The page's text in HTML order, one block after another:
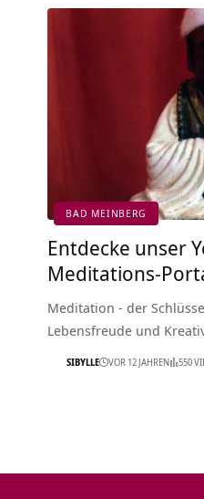
BAD MEINBERG
Entdecke unser
Meditations-
Meditation - der
Lebensfreude und
SIBYLLE VOR 12 JAHREN 550